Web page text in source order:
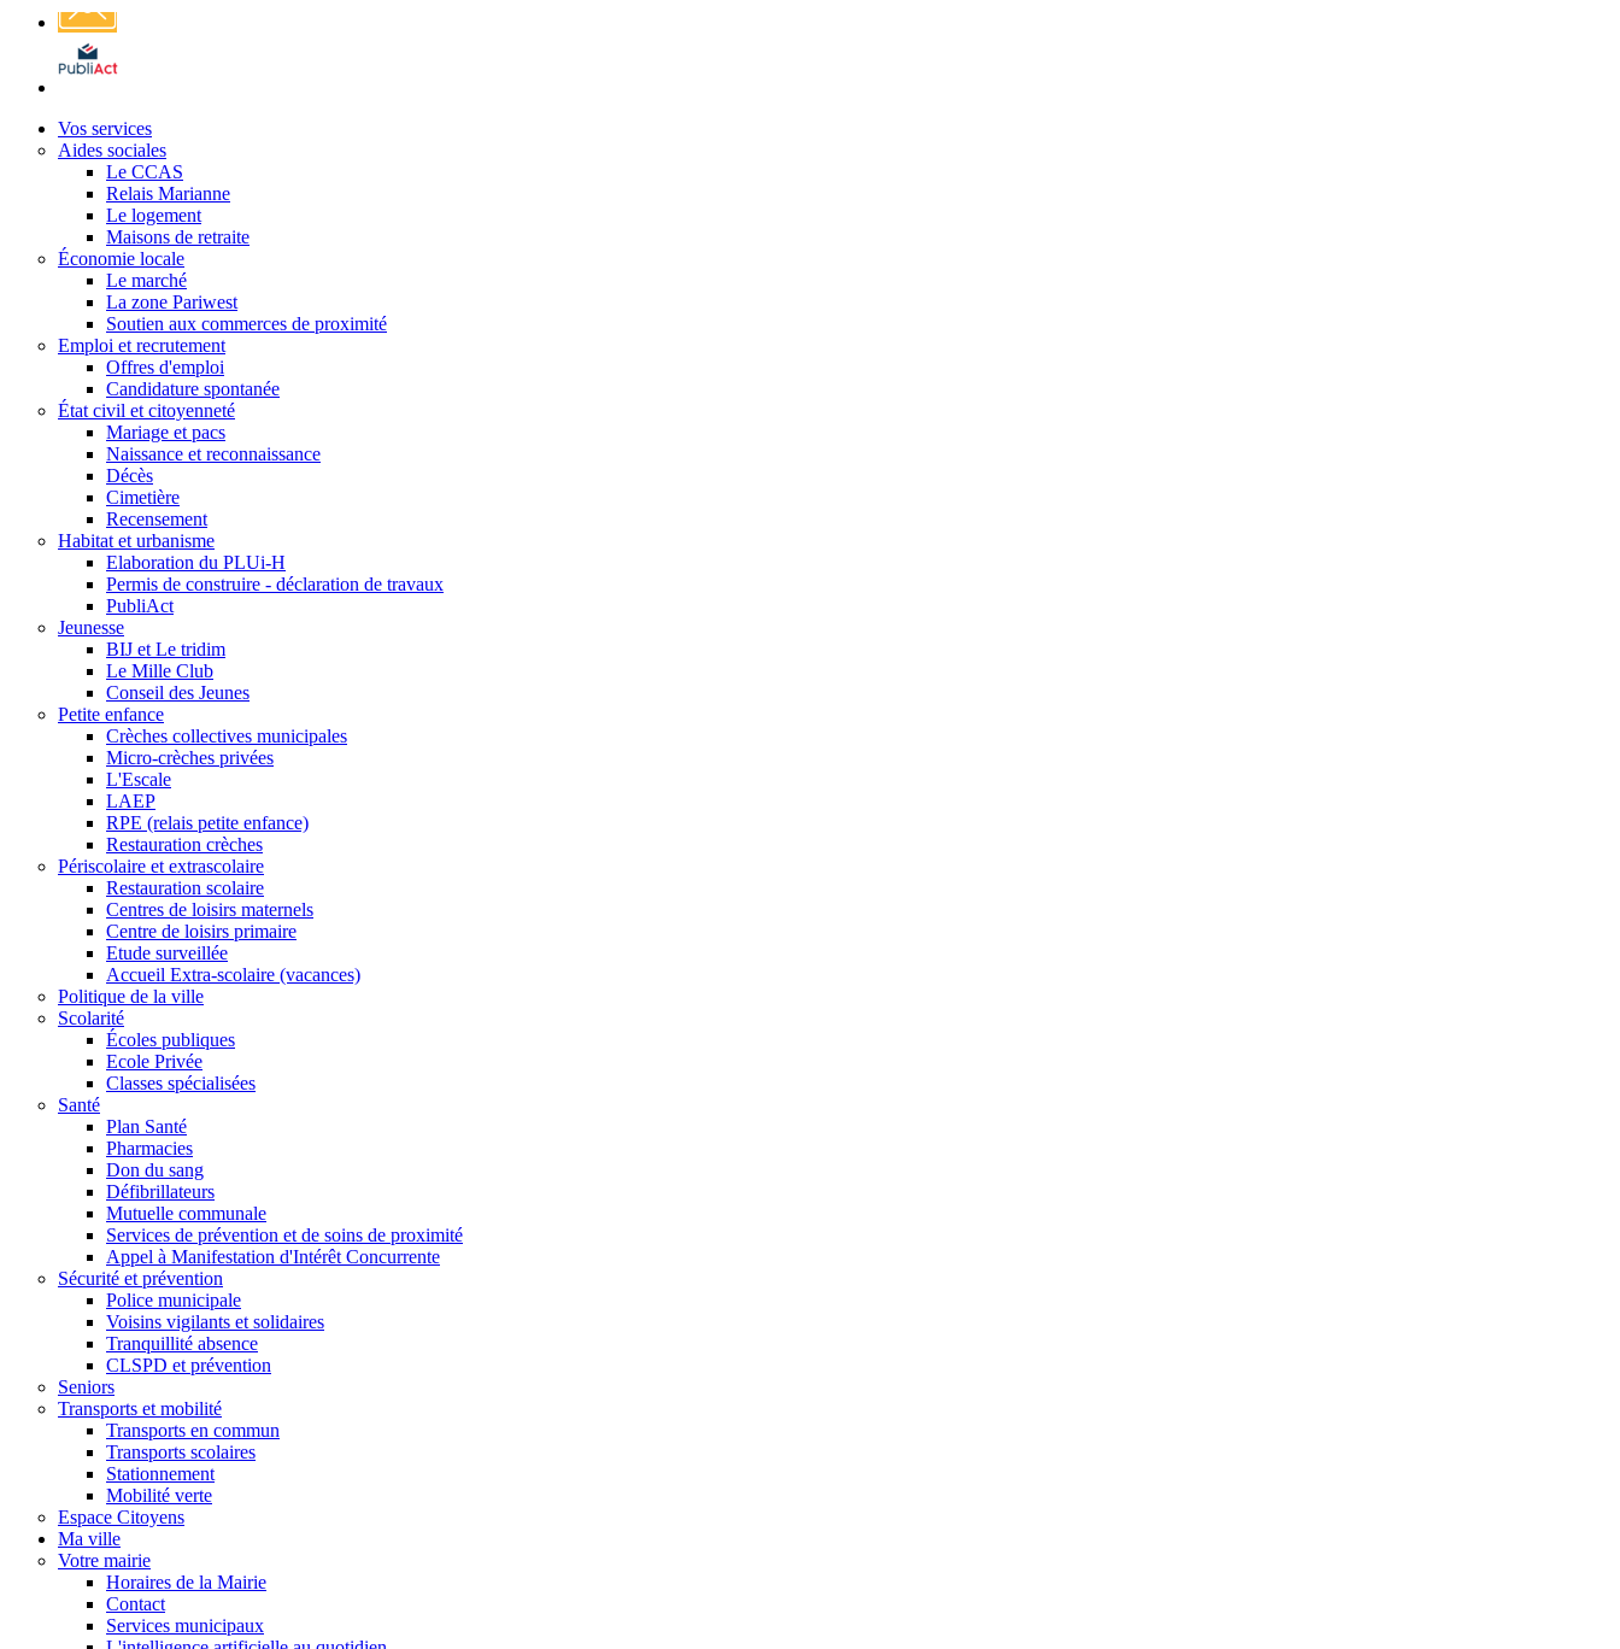
Affichage
légal
Vos services
Aides sociales
Le CCAS
Relais Marianne
Le logement
Maisons de retraite
Économie locale
Le marché
La zone Pariwest
Soutien aux commerces de proximité
Emploi et recrutement
Offres d'emploi
Candidature spontanée
État civil et citoyenneté
Mariage et pacs
Naissance et reconnaissance
Décès
Cimetière
Recensement
Habitat et urbanisme
Elaboration du PLUi-H
Permis de construire - déclaration de travaux
PubliAct
Jeunesse
BIJ et Le tridim
Le Mille Club
Conseil des Jeunes
Petite enfance
Crèches collectives municipales
Micro-crèches privées
L'Escale
LAEP
RPE (relais petite enfance)
Restauration crèches
Périscolaire et extrascolaire
Restauration scolaire
Centres de loisirs maternels
Centre de loisirs primaire
Etude surveillée
Accueil Extra-scolaire (vacances)
Politique de la ville
Scolarité
Écoles publiques
Ecole Privée
Classes spécialisées
Santé
Plan Santé
Pharmacies
Don du sang
Défibrillateurs
Mutuelle communale
Services de prévention et de soins de proximité
Appel à Manifestation d'Intérêt Concurrente
Sécurité et prévention
Police municipale
Voisins vigilants et solidaires
Tranquillité absence
CLSPD et prévention
Seniors
Transports et mobilité
Transports en commun
Transports scolaires
Stationnement
Mobilité verte
Espace Citoyens
Ma ville
Votre mairie
Horaires de la Mairie
Contact
Services municipaux